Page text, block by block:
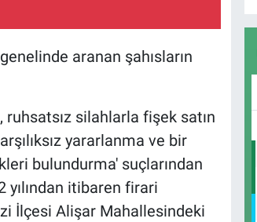
aranan şahısların
ruhsatsız silahlarla fişek satın
yararlanma ve bir
bulundurma' suçlarından
yılından itibaren firari
İlçesi Alişar Mahallesindeki